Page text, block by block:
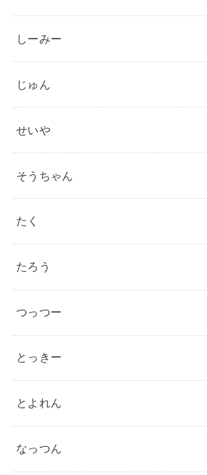
しーみー
じゅん
せいや
そうちゃん
たく
たろう
つっつー
とっきー
とよれん
なっつん